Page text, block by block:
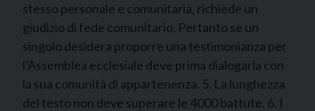
stesso personale e comunitaria, richiede un
giudizio di fede comunitario. Pertanto se un
singolo desidera proporre una testimonianza per
l’Assemblea ecclesiale deve prima dialogarla con
la sua comunità di appartenenza. 5. La lunghezza
del testo non deve superare le 4000 battute. 6. I